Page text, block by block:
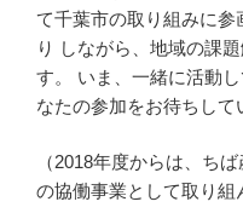
て千葉市の取り組みに参
り しながら、地域の課
す。 いま、一緒に活動
なたの参加をお待ちして
（2018年度からは、ち
の協働事業として取り組